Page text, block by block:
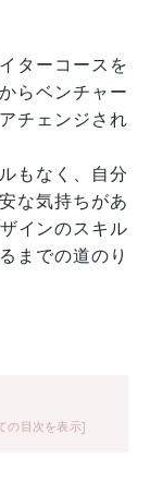
ターコースを
らベンチャー
チェンジされ
もなく、自分
な気持ちがあ
インのスキル
までの道のり
の目次を表示